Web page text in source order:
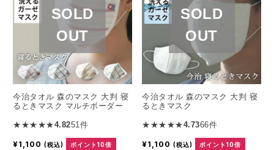
今治タオル 森のマスク 大判 寝
るときマスク マルチボーダー
★★★★★4.8251件
¥1,100 (税込) ポイント10倍
今治タオル 森のマスク 大判 寝
るときマスク
★★★★★4.7366件
¥1,100(税込) ポイント10倍